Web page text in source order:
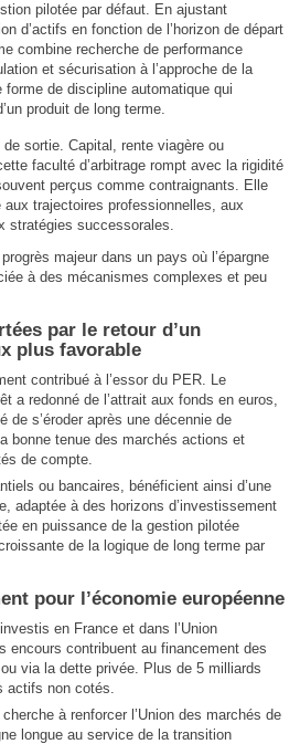
pilotée par défaut. En ajustant
d’actifs en fonction de l’horizon de départ
combine recherche de performance
et sécurisation à l’approche de la
forme de discipline automatique qui
produit de long terme.
sortie. Capital, rente viagère ou
faculté d’arbitrage rompt avec la rigidité
perçus comme contraignants. Elle
aux trajectoires professionnelles, aux
stratégies successorales.
majeur dans un pays où l’épargne
à des mécanismes complexes et peu
par le retour d’un
plus favorable
contribué à l’essor du PER. Le
a redonné de l’attrait aux fonds en euros,
de s’éroder après une décennie de
bonne tenue des marchés actions et
de compte.
ou bancaires, bénéficient ainsi d’une
adaptée à des horizons d’investissement
en puissance de la gestion pilotée
de la logique de long terme par
pour l’économie européenne
en France et dans l’Union
encours contribuent au financement des
via la dette privée. Plus de 5 milliards
actifs non cotés.
à renforcer l’Union des marchés de
longue au service de la transition